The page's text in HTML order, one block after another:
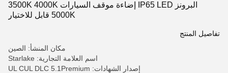
البرونز IP65 LED إضاءة موقف السيارات 3500K 4000K
5000K قابل للاختيار
تفاصيل المنتج
مكان المنشأ: الصين
اسم العلامة التجارية: Starlake
إصدار الشهادات: UL CUL DLC 5.1Premium